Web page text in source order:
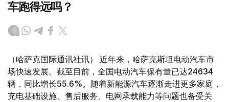
车跑得远吗？
（哈萨克国际通讯社讯） 近年来，哈萨克斯坦电动汽车市
场快速发展。截至目前，全国电动汽车保有量已达24634
辆，同比增长55.6%。随着新能源汽车逐渐走进更多家庭，
充电基础设施、售后服务、电网承载能力等问题也备受关